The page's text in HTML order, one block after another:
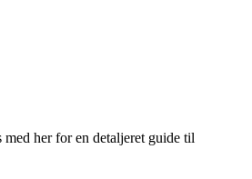
her for en detaljeret guide til